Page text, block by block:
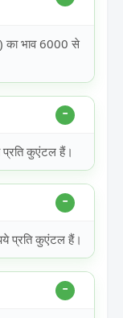
का भाव 6000 से
कुएंटल हैं।
प्रति कुएंटल हैं।